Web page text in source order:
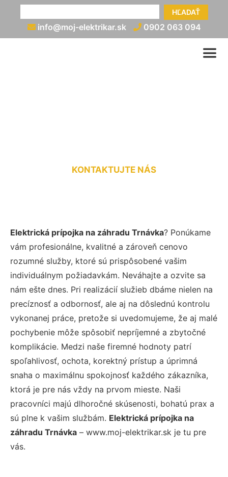
HĽADAŤ
info@moj-elektrikar.sk 0902 063 094
KONTAKTUJTE NÁS
Elektrická prípojka na záhradu Trnávka? Ponúkame
vám profesionálne, kvalitné a zároveň cenovo
rozumné služby, ktoré sú prispôsobené vašim
individuálnym požiadavkám. Neváhajte a ozvite sa
nám ešte dnes. Pri realizácií služieb dbáme nielen na
precíznosť a odbornosť, ale aj na dôslednú kontrolu
vykonanej práce, pretože si uvedomujeme, že aj malé
pochybenie môže spôsobiť nepríjemné a zbytočné
komplikácie. Medzi naše firemné hodnoty patrí
spoľahlivosť, ochota, korektný prístup a úprimná
snaha o maximálnu spokojnosť každého zákazníka,
ktorá je pre nás vždy na prvom mieste. Naši
pracovníci majú dlhoročné skúsenosti, bohatú prax a
sú plne k vašim službám. Elektrická prípojka na
záhradu Trnávka – www.moj-elektrikar.sk je tu pre
vás.